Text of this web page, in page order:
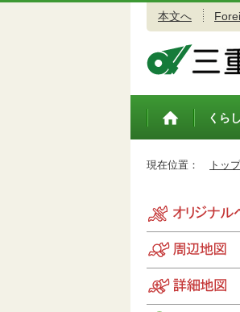
本文へ
トップペ
くら
現在位置： トッ